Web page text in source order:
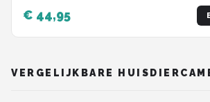
Bewegingsdetectie - Spotlight -
- Batterij
€ 44,95
VERGELIJKBARE